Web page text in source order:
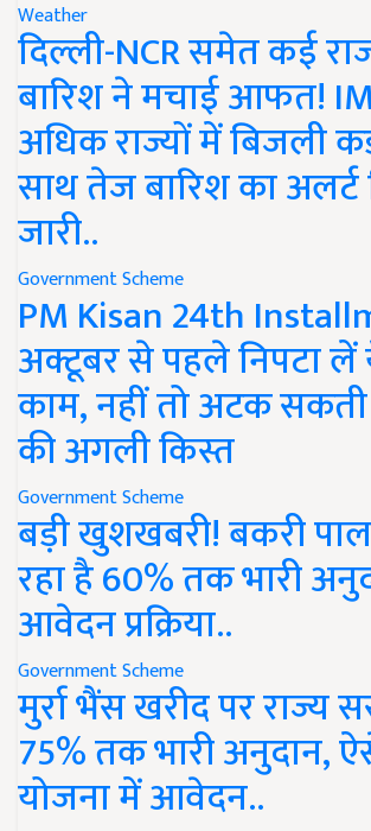
Weather
दिल्ली-NCR समेत कई
बारिश ने मचाई आफत!
अधिक राज्यों में बिजली
साथ तेज बारिश का अलर्ट
जारी..
Government Scheme
PM Kisan 24th
अक्टूबर से पहले निपटा लें
काम, नहीं तो अटक सकती
की अगली किस्त
Government Scheme
बड़ी खुशखबरी! बकरी
रहा है 60% तक भारी
आवेदन प्रक्रिया..
Government Scheme
मुर्रा भैंस खरीद पर राज्य
75% तक भारी अनुदान,
योजना में आवेदन..